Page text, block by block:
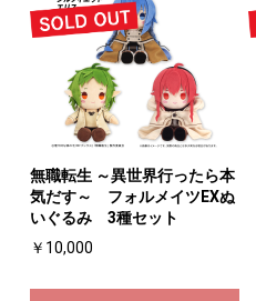
無職転生 ～異世界行ったら本
気だす～ フォルメイツEXぬ
いぐるみ 3種セット
￥10,000